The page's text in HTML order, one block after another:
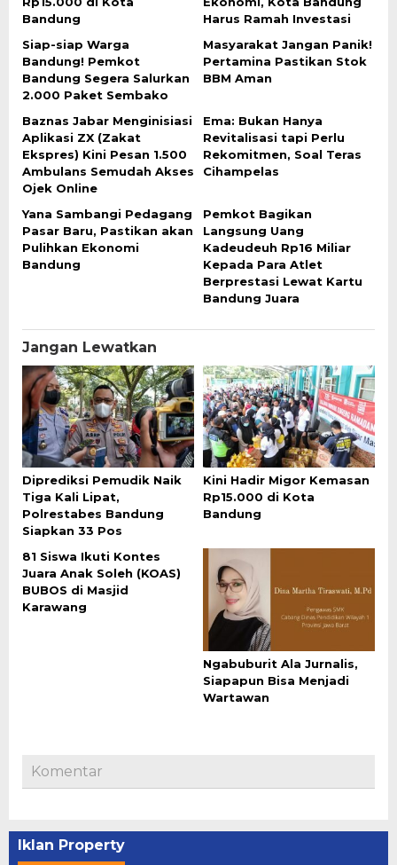
Bandung
Harus Ramah Investasi
Siap-siap Warga
Bandung! Pemkot
Bandung Segera Salurkan
2.000 Paket Sembako
Masyarakat Jangan Panik!
Pertamina Pastikan Stok
BBM Aman
Baznas Jabar Menginisiasi
Aplikasi ZX (Zakat
Ekspres) Kini Pesan 1.500
Ambulans Semudah Akses
Ojek Online
Ema: Bukan Hanya
Revitalisasi tapi Perlu
Rekomitmen, Soal Teras
Cihampelas
Yana Sambangi Pedagang
Pasar Baru, Pastikan akan
Pulihkan Ekonomi
Bandung
Pemkot Bagikan
Langsung Uang
Kadeudeuh Rp16 Miliar
Kepada Para Atlet
Berprestasi Lewat Kartu
Bandung Juara
Jangan Lewatkan
Diprediksi Pemudik Naik
Tiga Kali Lipat,
Polrestabes Bandung
Siapkan 33 Pos
Kini Hadir Migor Kemasan
Rp15.000 di Kota
Bandung
81 Siswa Ikuti Kontes
Juara Anak Soleh (KOAS)
BUBOS di Masjid
Karawang
Ngabuburit Ala Jurnalis,
Siapapun Bisa Menjadi
Wartawan
Komentar
Iklan Property